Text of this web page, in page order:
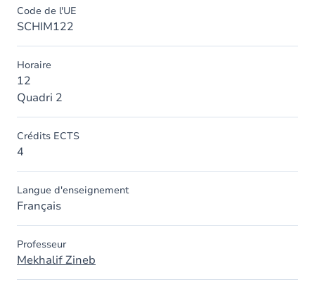
Code de l'UE
SCHIM122
Horaire
12
Quadri 2
Crédits ECTS
4
Langue d'enseignement
Français
Professeur
Mekhalif Zineb